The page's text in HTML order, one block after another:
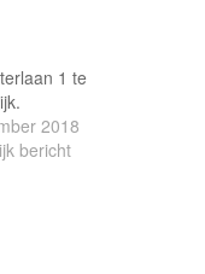
1 te
2018
bericht